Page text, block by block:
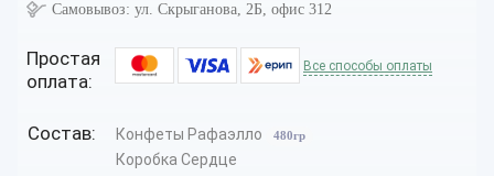
Самовывоз: ул. Скрыганова, 2Б, офис 312
Простая
оплата:
Все способы оплаты
Состав: Конфеты Рафаэлло 480гр
Коробка Сердце